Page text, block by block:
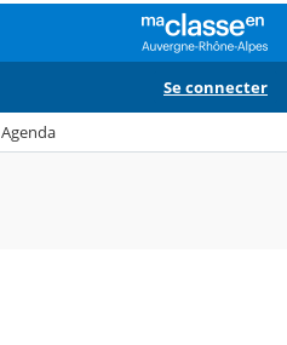
Se connecter
Agenda